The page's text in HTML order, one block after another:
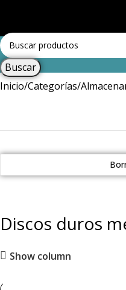
Buscar
Inicio Categorías
Discos duros
Show column